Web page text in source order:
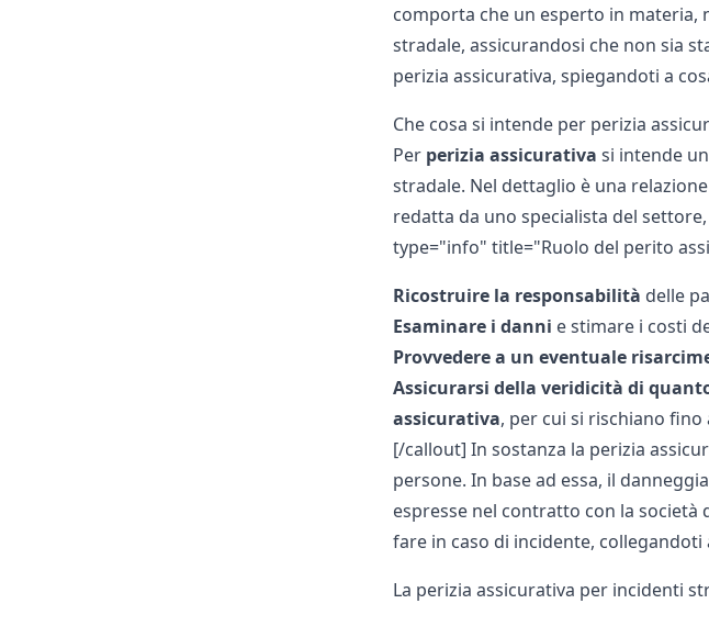
comporta che un esperto in materia,
stradale, assicurandosi che non sia
perizia assicurativa, spiegandoti a
Che cosa si intende per perizia
Perperizia assicurativa si intende
stradale. Nel dettaglio è una
redatta da uno specialista del
type="info" title="Ruolo del perito
Ricostruire la responsabilità delle
Esaminare i danni e stimare i costi
Provvedere a un eventuale
Assicurarsi della veridicità di
assicurativa, per cui si rischiano fino
[/callout] In sostanza la perizia
persone. In base ad essa, il
espresse nel contratto con la
fare in caso di incidente, collegandoti
La perizia assicurativa per incidenti